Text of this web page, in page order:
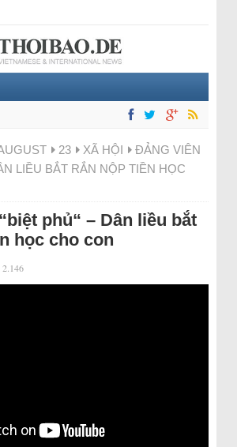
23 XÃ HỘI
ĐẢNG VIÊN
LIỀU BẮT RẮN NỘP TIỀN HỌC
phủ“ – Dân liều bắt
học cho con
2.146